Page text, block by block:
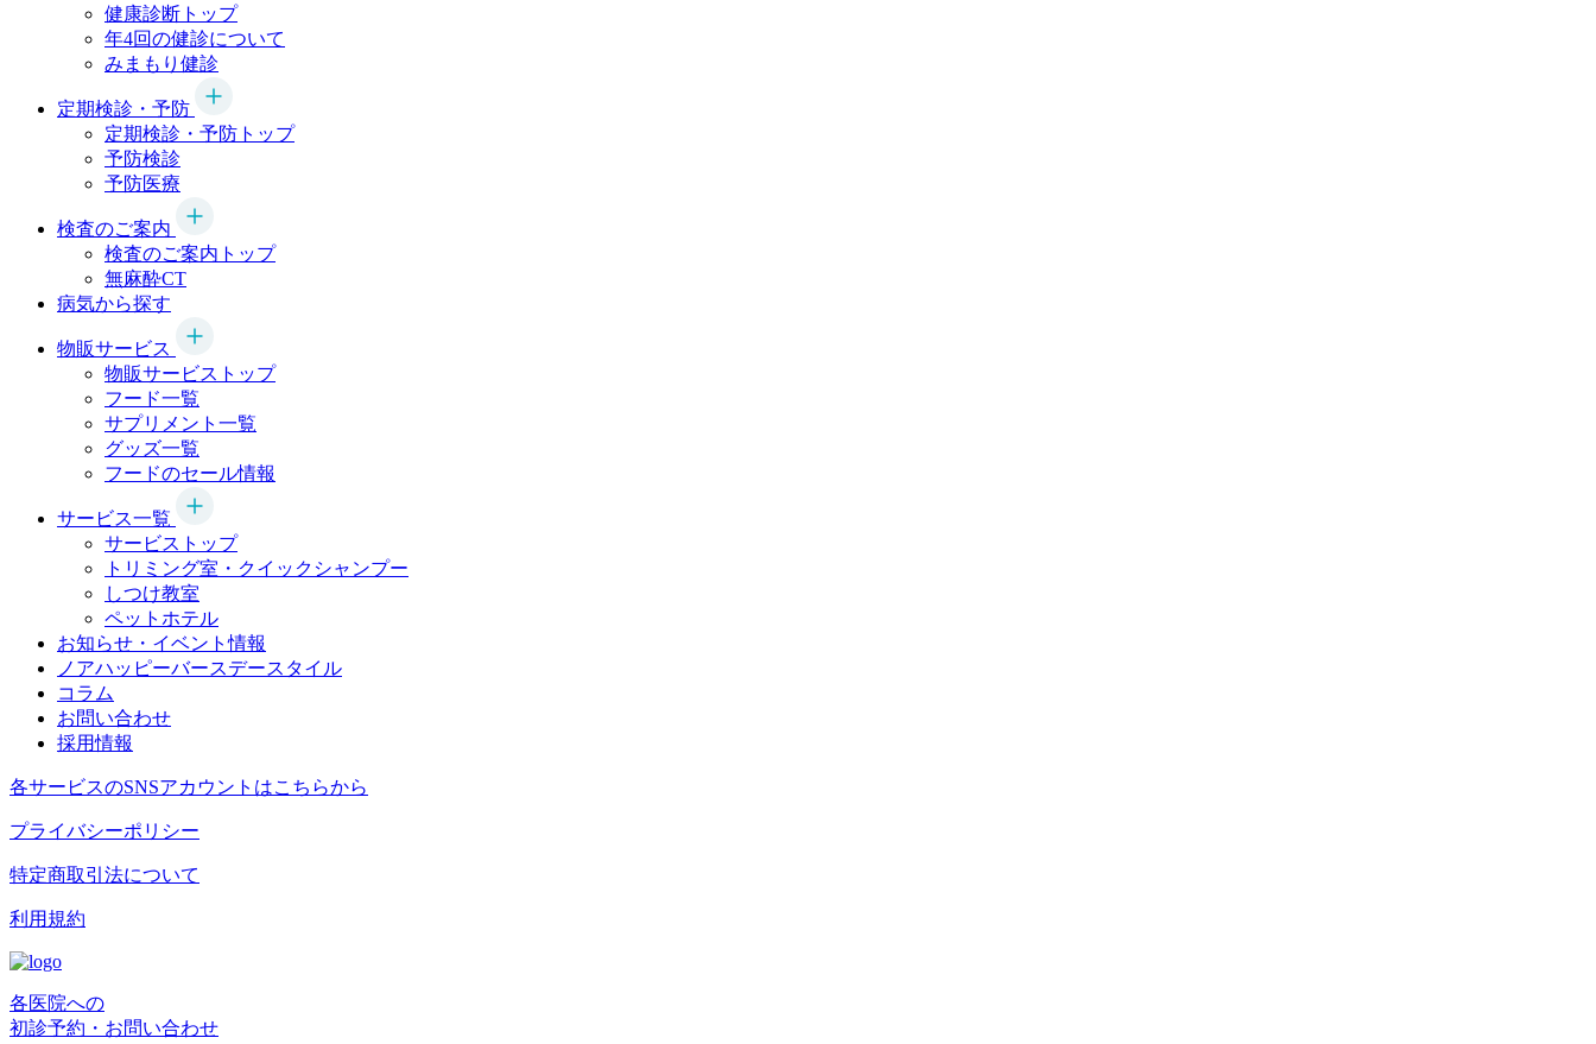
健康診断トップ
年4回の健診について
みまもり健診
定期検診・予防
定期検診・予防トップ
予防検診
予防医療
検査のご案内
検査のご案内トップ
無麻酔CT
病気から探す
物販サービス
物販サービストップ
フード一覧
サプリメント一覧
グッズ一覧
フードのセール情報
サービス一覧
サービストップ
トリミング室・クイックシャンプー
しつけ教室
ペットホテル
お知らせ・イベント情報
ノアハッピーバースデースタイル
コラム
お問い合わせ
採用情報
各サービスのSNSアカウントはこちらから
プライバシーポリシー
特定商取引法について
利用規約
各医院への
初診予約・お問い合わせ